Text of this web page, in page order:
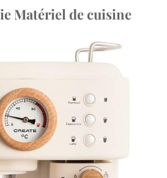
Matériel de cuisine